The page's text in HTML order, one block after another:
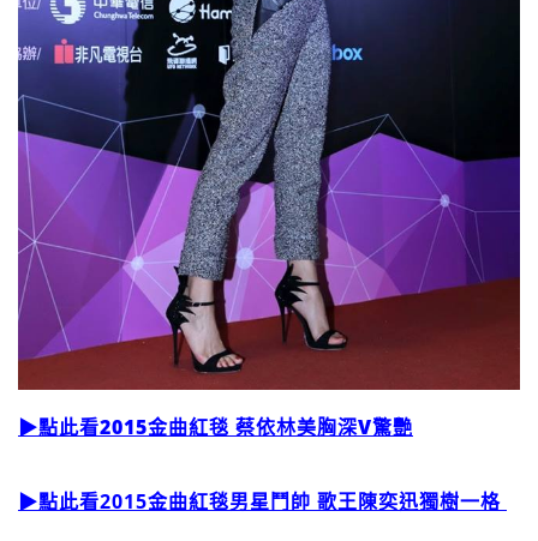
▶點此看2015金曲紅毯 蔡依林美胸深V驚艷
▶點此看2015金曲紅毯男星鬥帥 歌王陳奕迅獨樹一格